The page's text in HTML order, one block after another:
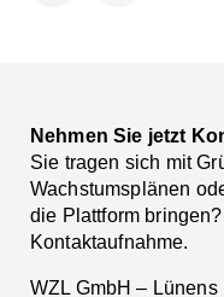
Nehmen Sie jetzt
Sie tragen sich mit
Wachstumsplänen
die Plattform
Kontaktaufnahme.
WZL GmbH –